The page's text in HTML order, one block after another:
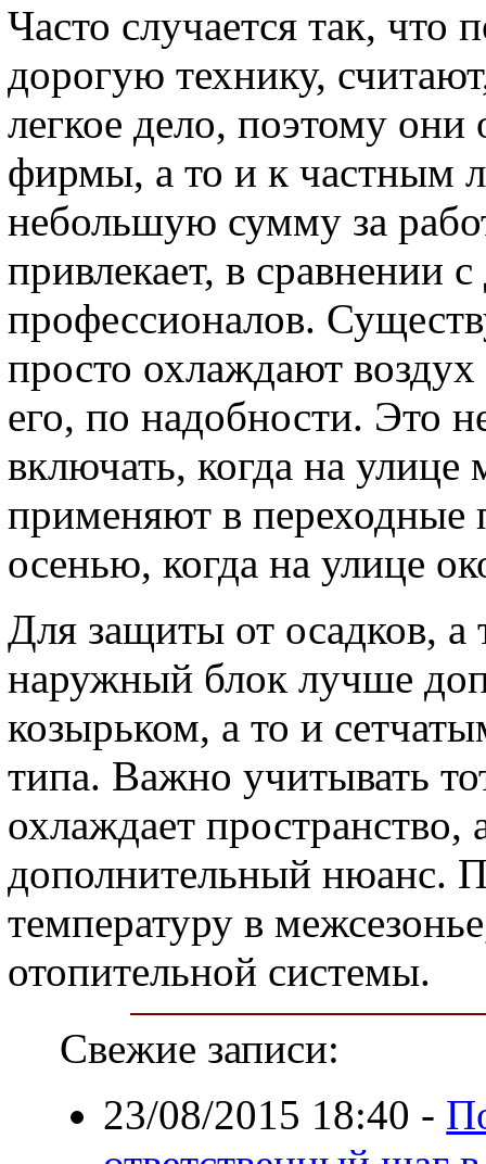
Часто случается так, что
дорогую технику,
легкое дело, поэтому
фирмы, а то и к частным
небольшую сумму за
привлекает, в сравнении
профессионалов.
просто охлаждают
его, по надобности. Это
включать, когда на
применяют в переходные
осенью, когда на улице
Для защиты от осадков, а
наружный блок лучше
козырьком, а то и
типа. Важно учитывать
охлаждает пространство,
дополнительный нюанс.
температуру в
отопительной системы.
Свежие записи:
23/08/2015 18:40 -